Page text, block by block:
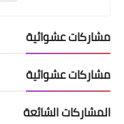
مشاركات عشوائية
مشاركات عشوائية
المشاركات الشائعة